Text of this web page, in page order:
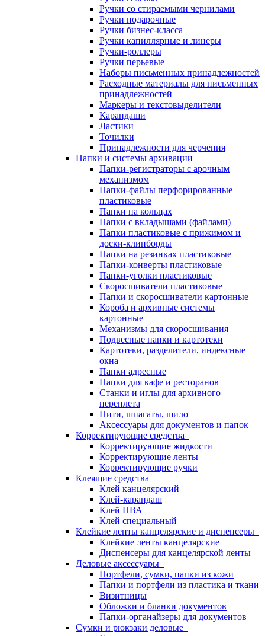
Ручки со стираемыми чернилами
Ручки подарочные
Ручки бизнес-класса
Ручки капиллярные и линеры
Ручки-роллеры
Ручки перьевые
Наборы письменных принадлежностей
Расходные материалы для письменных
принадлежностей
Маркеры и текстовыделители
Карандаши
Ластики
Точилки
Принадлежности для черчения
Папки и системы архивации
Папки-регистраторы с арочным
механизмом
Папки-файлы перфорированные
пластиковые
Папки на кольцах
Папки с вкладышами (файлами)
Папки пластиковые с прижимом и
доски-клипборды
Папки на резинках пластиковые
Папки-конверты пластиковые
Папки-уголки пластиковые
Скоросшиватели пластиковые
Папки и скоросшиватели картонные
Короба и архивные системы
картонные
Механизмы для скоросшивания
Подвесные папки и картотеки
Картотеки, разделители, индексные
окна
Папки адресные
Папки для кафе и ресторанов
Станки и иглы для архивного
переплета
Нити, шпагаты, шило
Аксессуары для документов и папок
Корректирующие средства
Корректирующие жидкости
Корректирующие ленты
Корректирующие ручки
Клеящие средства
Клей канцелярский
Клей-карандаш
Клей ПВА
Клей специальный
Клейкие ленты канцелярские и диспенсеры
Клейкие ленты канцелярские
Диспенсеры для канцелярской ленты
Деловые аксессуары
Портфели, сумки, папки из кожи
Папки и портфели из пластика и ткани
Визитницы
Обложки и бланки документов
Папки-органайзеры для документов
Сумки и рюкзаки деловые